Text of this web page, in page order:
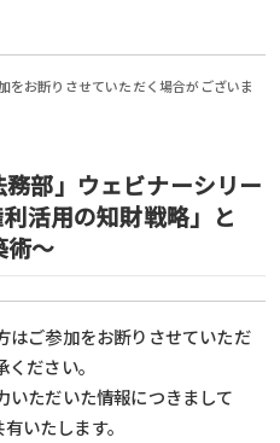
お断りさせていただく場合がございま
務部」ウェビナーシリー
活用の知財戦略」と
術～
ご参加をお断りさせていただ
ださい。
ただいた情報につきまして
いたします。